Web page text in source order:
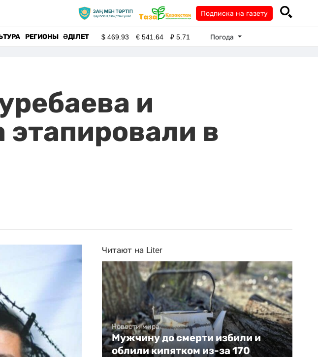
Подписка на газету
РЕГИОНЫ ӘДІЛЕТ $469.93 €541.64 ₽5.71 Погода
и
в
Читают на Liter
Новости мира
Мужчину до смерти избили и
облили кипятком из-за 170